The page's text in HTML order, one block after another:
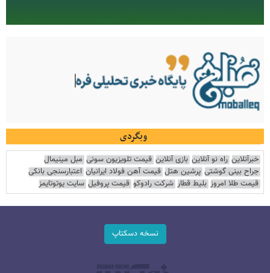
وبگردی
خبرآنلاین راه نو آنلاین بازی آنلاین قیمت تلویزیون سونی مبل مینیمال
جراح بینی گوشتی پرشین هتل قیمت آهن فولاد ایرانیان اعتبارسنجی بانکی
قیمت طلا امروز بلیط قطار شرکت رادوکو قیمت پروفیل سایت یوتوتایمز
نسخه دسکتاپ